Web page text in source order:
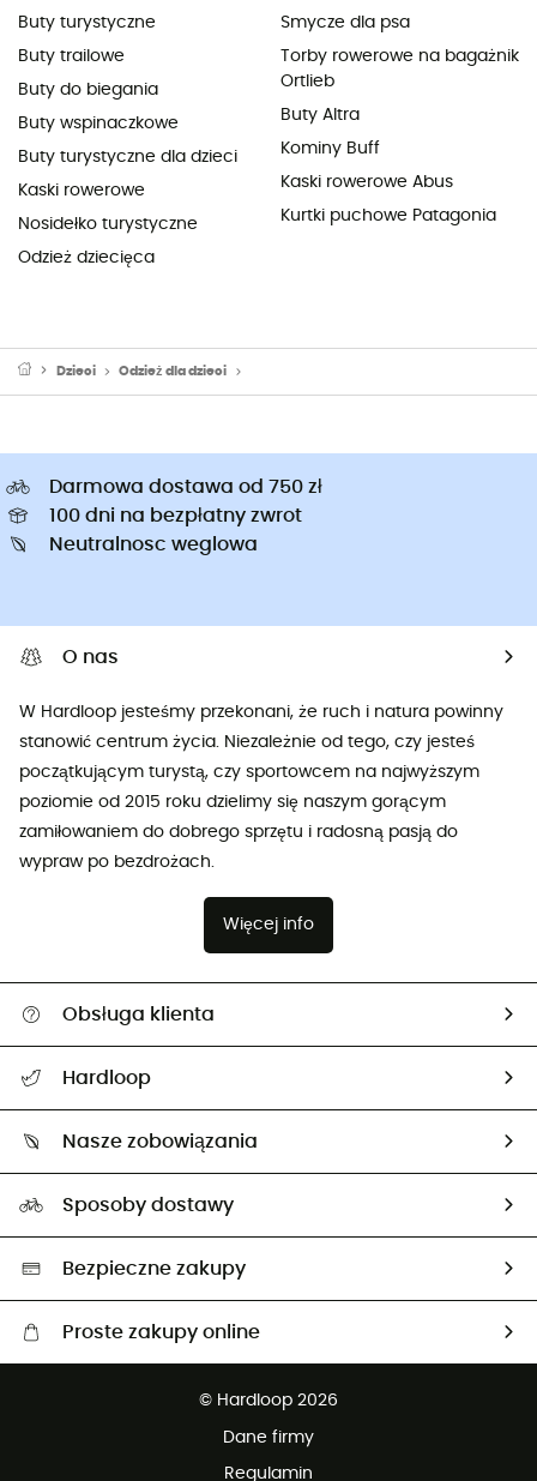
Buty turystyczne
Buty trailowe
Buty do biegania
Buty wspinaczkowe
Buty turystyczne dla dzieci
Kaski rowerowe
Nosidełko turystyczne
Odzież dziecięca
Smycze dla psa
Torby rowerowe na bagażnik
Ortlieb
Buty Altra
Kominy Buff
Kaski rowerowe Abus
Kurtki puchowe Patagonia
Dzieci Odzież dla dzieci
Darmowa dostawa od 750 zł
100 dni na bezpłatny zwrot
Neutralnosc weglowa
O nas
W Hardloop jesteśmy przekonani, że ruch i natura powinny
stanowić centrum życia. Niezależnie od tego, czy jesteś
początkującym turystą, czy sportowcem na najwyższym
poziomie od 2015 roku dzielimy się naszym gorącym
zamiłowaniem do dobrego sprzętu i radosną pasją do
wypraw po bezdrożach.
Więcej info
Obsługa klienta
Śledzenie przesyłki
Zwrot artykułów i zwrot środków
Hardloop
Nasze zobowiązania
Neutralność węglowa
Wybrane produkty eko
Sposoby dostawy
Bezpieczne zakupy
Proste zakupy online
© Hardloop 2026
Dane firmy
Regulamin